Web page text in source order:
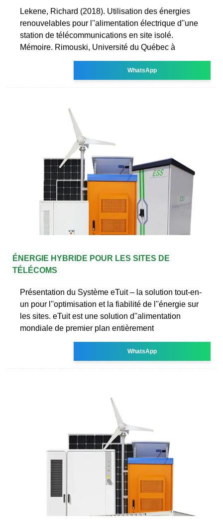
Lekene, Richard (2018). Utilisation des énergies
renouvelables pour l''alimentation électrique d''une
station de télécommunications en site isolé.
Mémoire. Rimouski, Université du Québec à
WhatsApp
ÉNERGIE HYBRIDE POUR LES SITES DE
TÉLÉCOMS
Présentation du Système eTuit – la solution tout-en-
un pour l''optimisation et la fiabilité de l''énergie sur
les sites. eTuit est une solution d''alimentation
mondiale de premier plan entièrement
WhatsApp